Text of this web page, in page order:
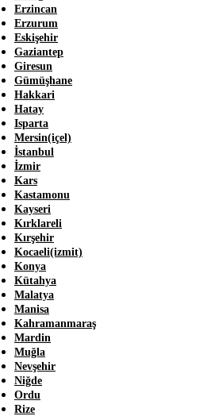
Erzincan
Erzurum
Eskişehir
Gaziantep
Giresun
Gümüşhane
Hakkari
Hatay
Isparta
Mersin(içel)
İstanbul
İzmir
Kars
Kastamonu
Kayseri
Kırklareli
Kırşehir
Kocaeli(izmit)
Konya
Kütahya
Malatya
Manisa
Kahramanmaraş
Mardin
Muğla
Nevşehir
Niğde
Ordu
Rize